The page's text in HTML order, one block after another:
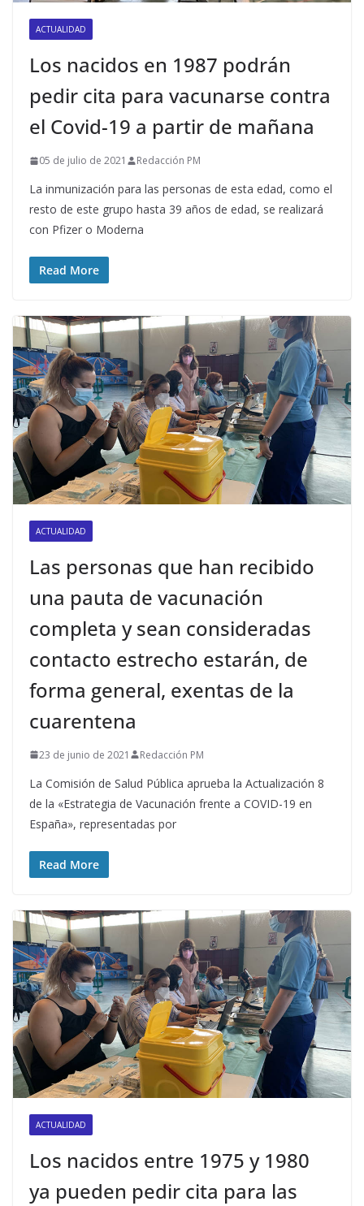
ACTUALIDAD
Los nacidos en 1987 podrán
pedir cita para vacunarse contra
el Covid-19 a partir de mañana
05 de julio de 2021 Redacción PM
La inmunización para las personas de esta edad, como el
resto de este grupo hasta 39 años de edad, se realizará
con Pfizer o Moderna
Read More
ACTUALIDAD
Las personas que han recibido
una pauta de vacunación
completa y sean consideradas
contacto estrecho estarán, de
forma general, exentas de la
cuarentena
23 de junio de 2021 Redacción PM
La Comisión de Salud Pública aprueba la Actualización 8
de la «Estrategia de Vacunación frente a COVID-19 en
España», representadas por
Read More
ACTUALIDAD
Los nacidos entre 1975 y 1980
ya pueden pedir cita para las